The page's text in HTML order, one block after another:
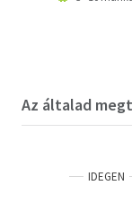
Az általad
IDEGEN